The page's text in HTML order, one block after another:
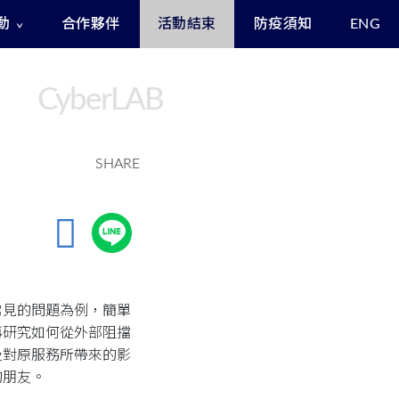
合作夥伴 活動結束 防疫須知 ENG
CyberLAB
SHARE
的問題為例，簡單
究如何從外部阻擋
原服務所帶來的影
友。